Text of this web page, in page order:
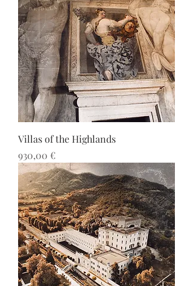
Villas of the Highlands
Precio
930,00 €